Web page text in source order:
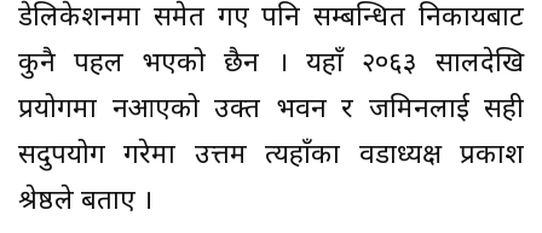
डेलिकेशनमा समेत गए पनि सम्बन्धित निकायबाट
कुनै पहल भएको छैन । यहाँ २०६३ सालदेखि
प्रयोगमा नआएको उक्त भवन र जमिनलाई सही
सदुपयोग गरेमा उत्तम त्यहाँका वडाध्यक्ष प्रकाश
श्रेष्ठले बताए ।